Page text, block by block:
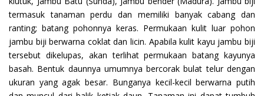
termasuk tanaman perdu dan memiliki banyak cabang dan
ranting; batang pohonnya keras. Permukaan kulit luar pohon
jambu biji berwarna coklat dan licin. Apabila kulit kayu jambu biji
tersebut dikelupas, akan terlihat permukaan batang kayunya
basah. Bentuk daunnya umumnya bercorak bulat telur dengan
ukuran yang agak besar. Bunganya kecil-kecil berwarna putih